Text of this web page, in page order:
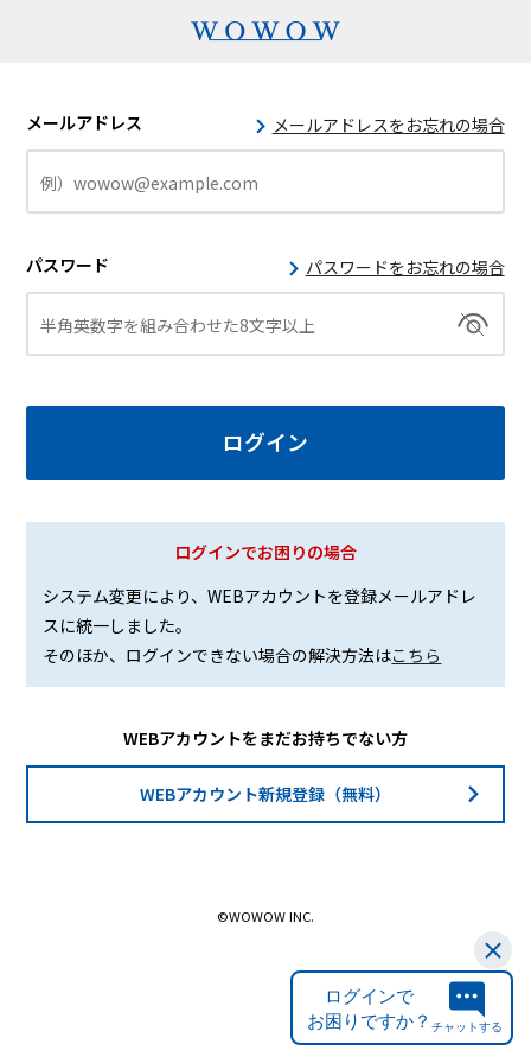
メールアドレス メールアドレスをお忘れの場合
パスワード パスワードをお忘れの場合
ログインでお困りの場合
システム変更により、WEBアカウントを登録メールアドレ
スに統一しました。
そのほか、ログインできない場合の解決方法はこちら
WEBアカウントをまだお持ちでない方
WEBアカウント新規登録（無料）
©WOWOW INC.
ログインで
お困りですか？ チャットする